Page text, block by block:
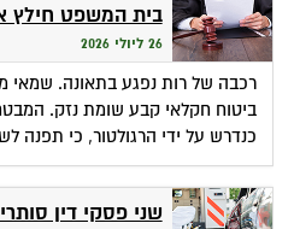
בית המשפט חילץ
26 ליולי 2026
רכבה של רות נפגע בתאונה.
ביטוח חקלאי קבע שומת נזק.
כנדרש על ידי הרגולטור, כי תפנה
שני פסקי דין